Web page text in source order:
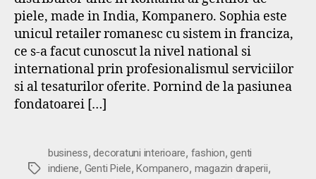
piele, made in India, Kompanero. Sophia este
unicul retailer romanesc cu sistem in franciza,
ce s-a facut cunoscut la nivel national si
international prin profesionalismul serviciilor
si al tesaturilor oferite. Pornind de la pasiunea
fondatoarei […]
Etichete
business,decoratuni interioare, fashion,genti
indiene, Genti Piele,Kompanero, magazin draperii,